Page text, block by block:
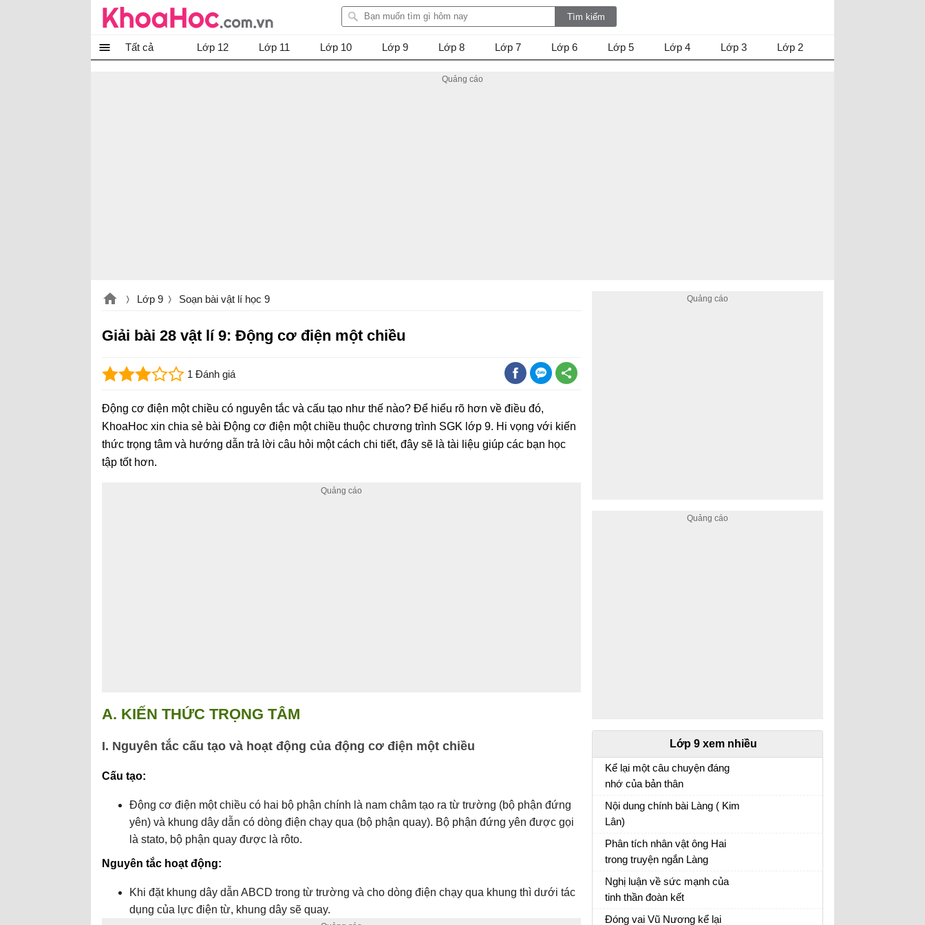
Tất cả Lớp 12 Lớp 11 Lớp 10 Lớp 9 Lớp 8 Lớp 7 Lớp 6 Lớp 5 Lớp 4 Lớp 3 Lớp 2
Lớp 9 Soạn bài vật lí học 9
Giải bài 28 vật lí 9: Động cơ điện một chiều
1 Đánh giá
Động cơ điện một chiều có nguyên tắc và cấu tạo như thế nào? Để hiểu rõ hơn về điều đó,
KhoaHoc xin chia sẻ bài Động cơ điện một chiều thuộc chương trình SGK lớp 9. Hi vọng với kiến
thức trọng tâm và hướng dẫn trả lời câu hỏi một cách chi tiết, đây sẽ là tài liệu giúp các bạn học
tập tốt hơn.
A. KIẾN THỨC TRỌNG TÂM
I. Nguyên tắc cấu tạo và hoạt động của động cơ điện một chiều
Cấu tạo:
Động cơ điện một chiều có hai bộ phận chính là nam châm tạo ra từ trường (bộ phận đứng
yên) và khung dây dẫn có dòng điện chạy qua (bộ phận quay). Bộ phận đứng yên được gọi
là stato, bộ phận quay được là rôto.
Nguyên tắc hoạt động:
Khi đặt khung dây dẫn ABCD trong từ trường và cho dòng điện chạy qua khung thì dưới tác
dụng của lực điện từ, khung dây sẽ quay.
Lớp 9 xem nhiều
Kể lại một câu chuyện đáng
nhớ của bản thân
trong đó có sử dụng các yếu tố nghị luận và
miêu tả nội tâm
Nội dung chính bài Làng ( Kim
Lân)
Phân tích nhân vật ông Hai
trong truyện ngắn Làng
Phân tích nhân vật ông Hai hay nhất
Nghị luận về sức mạnh của
tinh thần đoàn kết
Nghị luận về tinh thần đoàn kết
Đóng vai Vũ Nương kể lại